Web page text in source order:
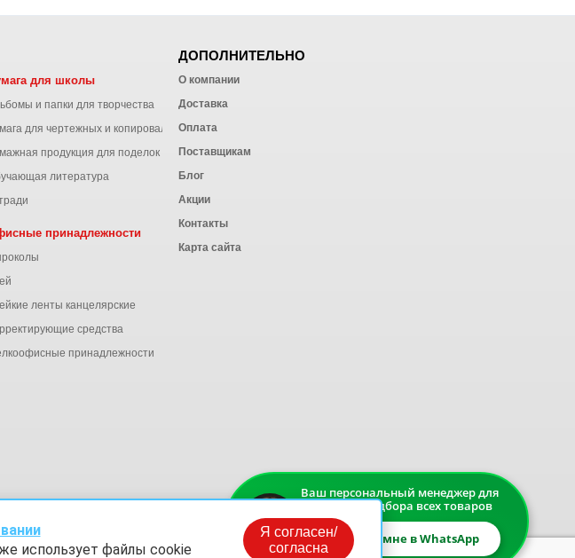
книжки
для школы
и папки для творчества
для чертежных и копировальных работ
продукция для поделок
литература
принадлежности
ленты канцелярские
средства
принадлежности
ДОПОЛНИТЕЛЬНО
О компании
Доставка
Оплата
Поставщикам
Блог
Акции
Контакты
Карта сайта
Ваш персональный менеджер для
быстрого подбора всех товаров
Напишите мне в WhatsApp
использует файлы cookie
Я согласен/
согласна